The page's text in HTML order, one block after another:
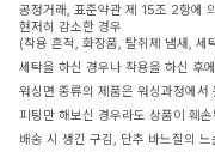
공정거래, 표준약관 제 15조 2항에
현저히 감소한 경우
(착용 흔적, 화장품, 탈취제 냄새, 세
세탁을 하신 경우나 착용을 하신 후
워싱면 종류의 제품은 워싱과정에서
피팅만 해보신 경우라도 상품이 훼
배송 시 생긴 구김, 단추 바느질의